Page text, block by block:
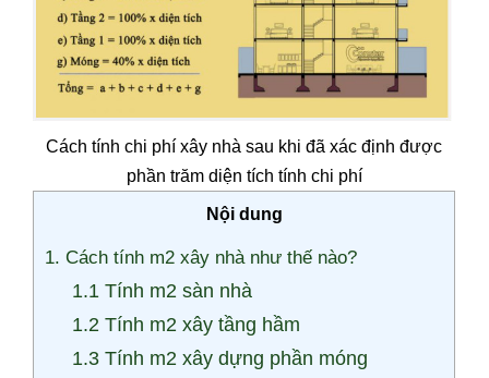
Cách tính chi phí xây nhà sau khi đã xác định được
phần trăm diện tích tính chi phí
Nội dung
1. Cách tính m2 xây nhà như thế nào?
1.1 Tính m2 sàn nhà
1.2 Tính m2 xây tầng hầm
1.3 Tính m2 xây dựng phần móng